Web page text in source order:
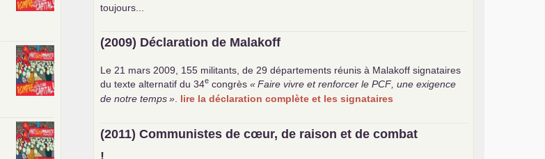
toujours...
(2009) Déclaration de Malakoff
Le 21 mars 2009, 155 militants, de 29 départements réunis à Malakoff signataires
du texte alternatif du 34e congrès « Faire vivre et renforcer lePCF , une exigence
de notre temps » lire la déclaration complète et les signataires
(2011) Communistes de cœur, de raison et de combat
!